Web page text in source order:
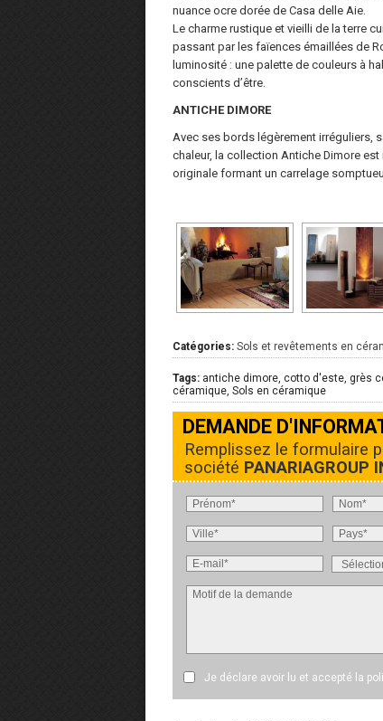
nuance ocre dorée de Casa delle Aie.
Le charme rustique et vieilli de la terre
passant par les faïences émaillées de
luminosité : une palette de couleurs à
conscients d’être.
ANTICHE DIMORE
Avec ses bords légèrement irréguliers,
chaleur, la collection Antiche Dimore
originale formant un carrelage
Catégories: Sols et revêtements en
Tags: antiche dimore, cotto d'este, grès
céramique, Sols en céramique
DEMANDE
Remplissez le formulaire
société PANARIAGROUP
Je déclare avoir lu et accepté la